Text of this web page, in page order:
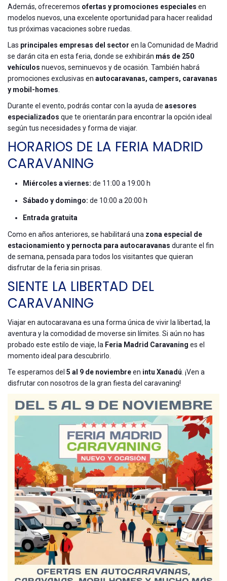
Además, ofreceremos ofertas y promociones especiales en
modelos nuevos, una excelente oportunidad para hacer realidad
tus próximas vacaciones sobre ruedas.
Las principales empresas del sector en la Comunidad de Madrid
se darán cita en esta feria, donde se exhibirán más de 250
vehículos nuevos, seminuevos y de ocasión. También habrá
promociones exclusivas en autocaravanas, campers, caravanas
y mobil-homes
Durante el evento, podrás contar con la ayuda de asesores
especializados que te orientarán para encontrar la opción ideal
según tus necesidades y forma de viajar.
HORARIOS DE LA FERIA MADRID
CARAVANING
Miércoles a viernes: de 11:00 a 19:00 h
Sábado y domingo: de 10:00 a 20:00 h
Entrada gratuita
Como en años anteriores, se habilitará una zona especial de
estacionamiento y pernocta para autocaravanas durante el fin
de semana, pensada para todos los visitantes que quieran
disfrutar de la feria sin prisas.
SIENTE LA LIBERTAD DEL
CARAVANING
Viajar en autocaravana es una forma única de vivir la libertad, la
aventura y la comodidad de moverse sin límites. Si aún no has
probado este estilo de viaje, la Feria Madrid Caravaning es el
momento ideal para descubrirlo.
Te esperamos del 5 al 9 de noviembreen intu Xanadú . ¡Ven a
disfrutar con nosotros de la gran fiesta del caravaning!